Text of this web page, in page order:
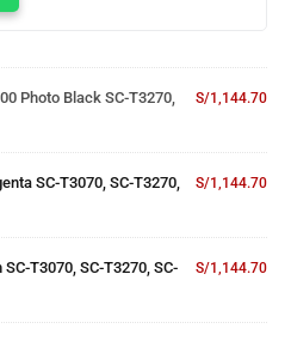
Photo Black SC-T3270,
S/1,144.70
SC-T3070, SC-T3270,
S/1,144.70
T3070, SC-T3270, SC-
S/1,144.70